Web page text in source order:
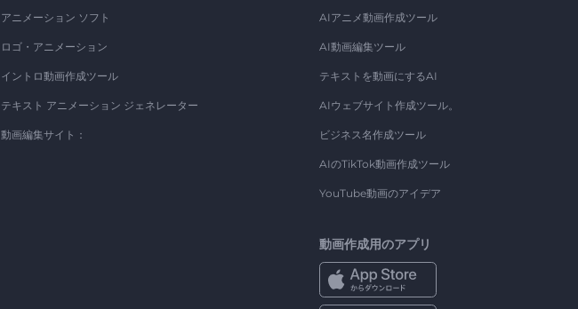
アニメーション ソフト
ロゴ・アニメーション
イントロ動画作成ツール
テキスト アニメーション ジェネレーター
動画編集サイト：
AIアニメ動画作成ツール
AI動画編集ツール
テキストを動画にするAI
AIウェブサイト作成ツール。
ビジネス名作成ツール
AIのTikTok動画作成ツール
YouTube動画のアイデア
動画作成用のアプリ